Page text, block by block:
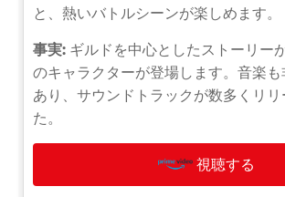
と、熱いバトルシーンが楽しめます。
事実: ギルドを中心としたストーリー
のキャラクターが登場します。音楽
あり、サウンドトラックが数多くリリ
た。
視聴する